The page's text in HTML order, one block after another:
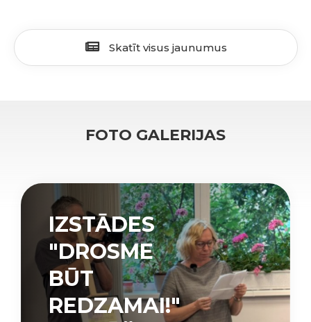
Skatīt visus jaunumus
FOTO GALERIJAS
IZSTĀDES
"DROSME
BŪT
REDZAMAI!"